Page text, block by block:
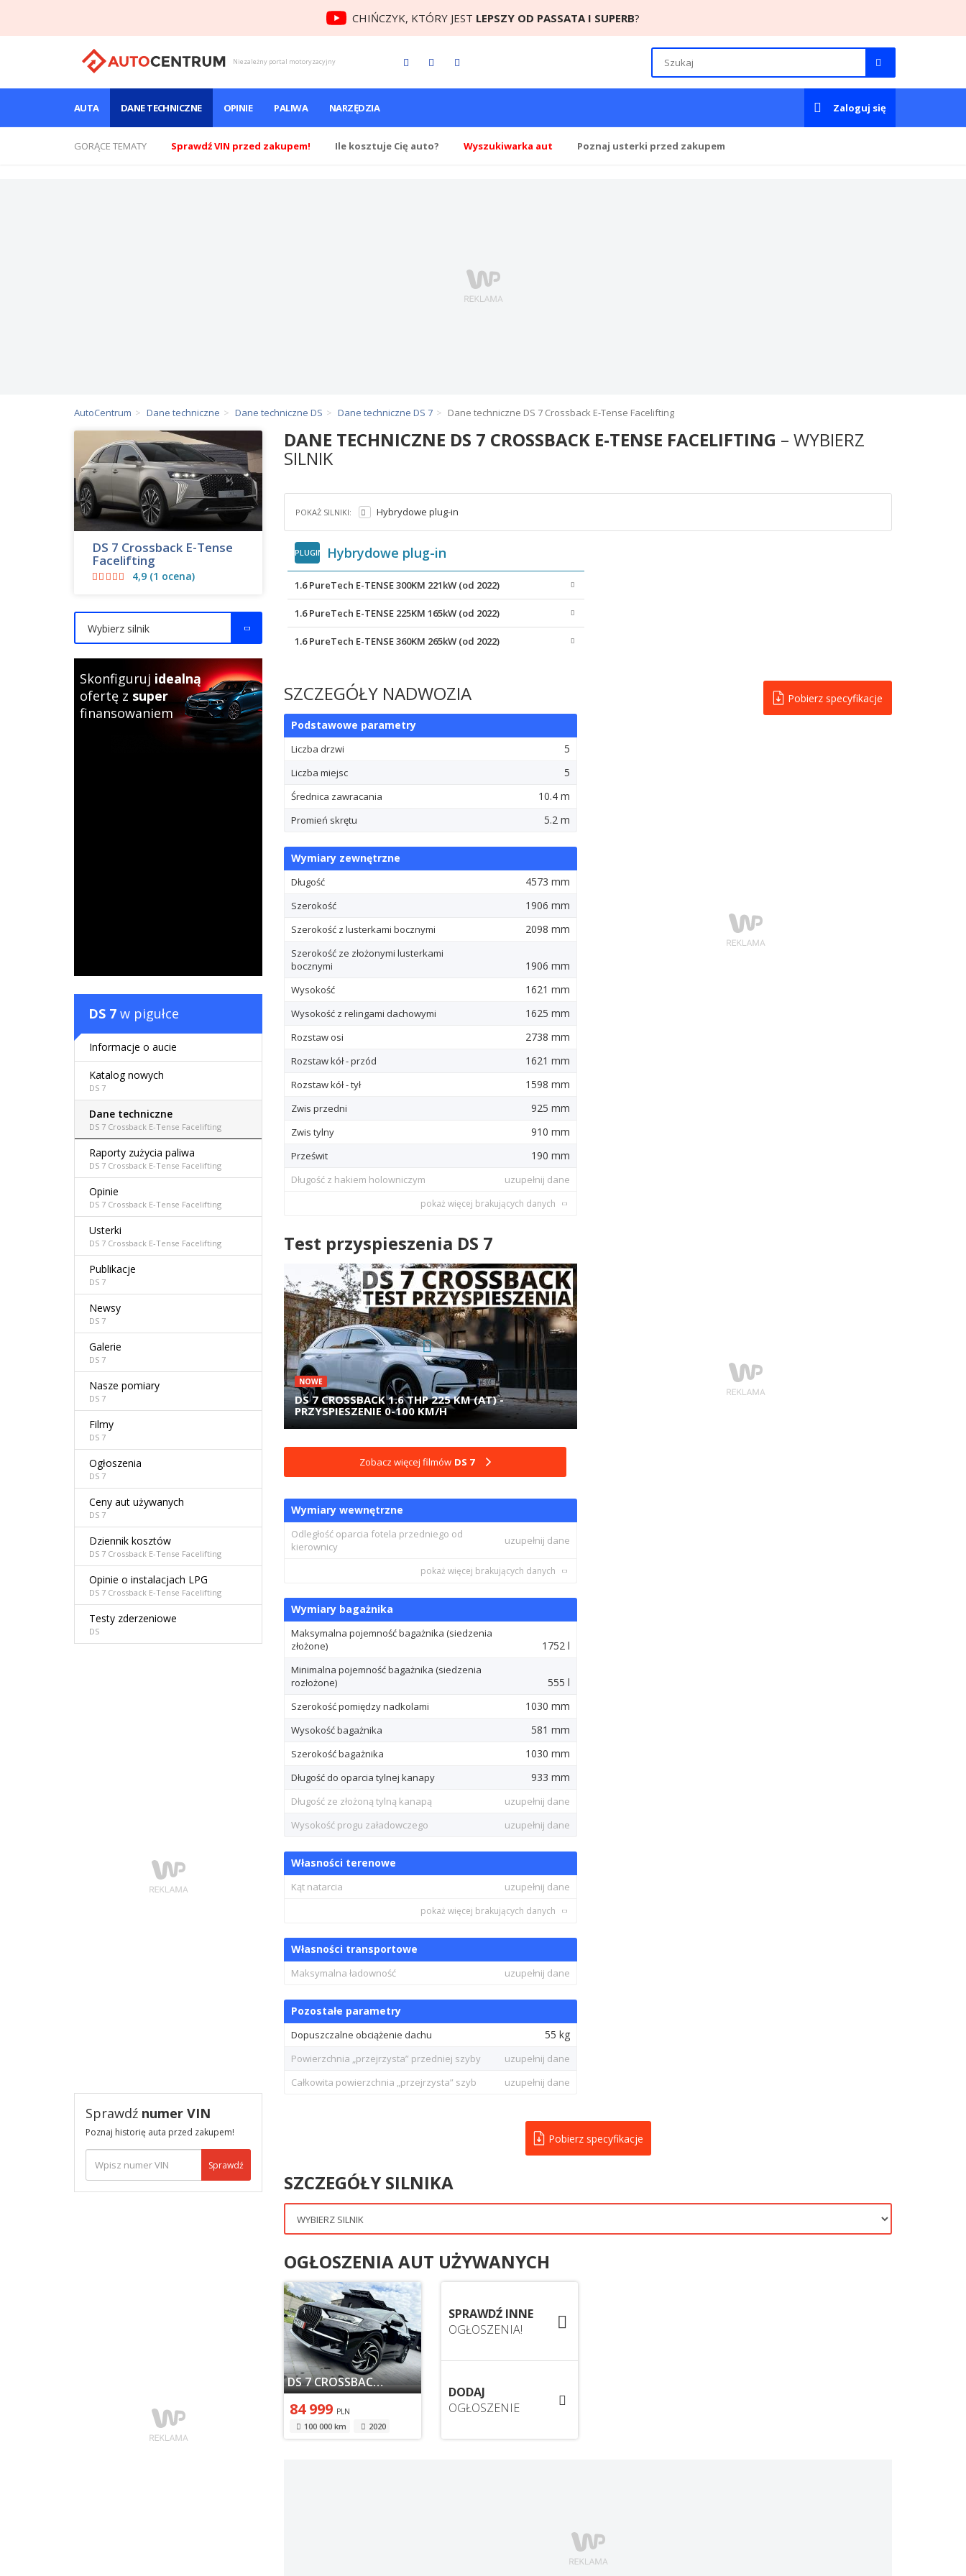
CHIŃCZYK, KTÓRY JEST LEPSZY OD PASSATA I SUPERB?
Niezależny portal motoryzacyjny
AUTA DANE TECHNICZNE OPINIE PALIWA NARZĘDZIA Zaloguj się
GORĄCE TEMATY Sprawdź VIN przed zakupem! Ile kosztuje Cię auto? Wyszukiwarka aut Poznaj usterki przed zakupem
AutoCentrum Dane techniczne Dane techniczne DS Dane techniczne DS 7 Dane techniczne DS 7 Crossback E-Tense Facelifting
DANE TECHNICZNE DS 7 CROSSBACK E-TENSE FACELIFTING – WYBIERZ
SILNIK
POKAŻ SILNIKI: Hybrydowe plug-in
PLUGIN Hybrydowe plug-in
1.6 PureTech E-TENSE 300KM 221kW (od 2022)
1.6 PureTech E-TENSE 225KM 165kW (od 2022)
1.6 PureTech E-TENSE 360KM 265kW (od 2022)
SZCZEGÓŁY NADWOZIA
Pobierz specyfikacje
Podstawowe parametry
Liczba drzwi 5
Liczba miejsc 5
Średnica zawracania 10.4 m
Promień skrętu 5.2 m
Wymiary zewnętrzne
Długość 4573 mm
Szerokość 1906 mm
Szerokość z lusterkami bocznymi 2098 mm
Szerokość ze złożonymi lusterkami
bocznymi
1906 mm
Wysokość 1621 mm
Wysokość z relingami dachowymi 1625 mm
Rozstaw osi 2738 mm
Rozstaw kół - przód 1621 mm
Rozstaw kół - tył 1598 mm
Zwis przedni 925 mm
Zwis tylny 910 mm
Prześwit 190 mm
Długość z hakiem holowniczym uzupełnij dane
pokaż więcej brakujących danych
Test przyspieszenia DS 7
NOWE
DS 7 CROSSBACK 1.6 THP 225 KM (AT) -
PRZYSPIESZENIE 0-100 KM/H
Zobacz więcej filmów DS 7
Wymiary wewnętrzne
Odległość oparcia fotela przedniego od
kierownicy
uzupełnij dane
pokaż więcej brakujących danych
Wymiary bagażnika
Maksymalna pojemność bagażnika (siedzenia
złożone)
1752 l
Minimalna pojemność bagażnika (siedzenia
rozłożone)
555 l
Szerokość pomiędzy nadkolami 1030 mm
Wysokość bagażnika 581 mm
Szerokość bagażnika 1030 mm
Długość do oparcia tylnej kanapy 933 mm
Długość ze złożoną tylną kanapą
uzupełnij dane
Wysokość progu załadowczego
uzupełnij dane
Własności terenowe
Kąt natarcia uzupełnij dane
pokaż więcej brakujących danych
Własności transportowe
Maksymalna ładowność uzupełnij dane
Pozostałe parametry
Dopuszczalne obciążenie dachu 55 kg
Powierzchnia „przejrzysta” przedniej szyby
uzupełnij dane
Całkowita powierzchnia „przejrzysta” szyb
uzupełnij dane
Pobierz specyfikacje
SZCZEGÓŁY SILNIKA
OGŁOSZENIA AUT UŻYWANYCH
DS 7 CROSSBACK E-TENSE 1.6 HYBRID 225KM 2020
84 999 PLN
100 000 km 2020
SPRAWDŹ INNE
OGŁOSZENIA!
DODAJ
OGŁOSZENIE
DS 7 Crossback E-Tense
Facelifting
4,9 (1 ocena)
Wybierz silnik
Skonfiguruj idealną
ofertę z super
finansowaniem
DS 7 w pigułce
Informacje o aucie
Katalog nowych
DS 7
Dane techniczne
DS 7 Crossback E-Tense Facelifting
Raporty zużycia paliwa
DS 7 Crossback E-Tense Facelifting
Opinie
DS 7 Crossback E-Tense Facelifting
Usterki
DS 7 Crossback E-Tense Facelifting
Publikacje
DS 7
Newsy
DS 7
Galerie
DS 7
Nasze pomiary
DS 7
Filmy
DS 7
Ogłoszenia
DS 7
Ceny aut używanych
DS 7
Dziennik kosztów
DS 7 Crossback E-Tense Facelifting
Opinie o instalacjach LPG
DS 7 Crossback E-Tense Facelifting
Testy zderzeniowe
DS
Sprawdź numer VIN
Poznaj historię auta przed zakupem!
Sprawdź